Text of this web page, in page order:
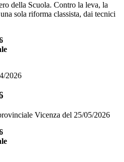
della Scuola. Contro la leva, la
sola riforma classista, dai tecnici
2026
Vicenza del 25/05/2026